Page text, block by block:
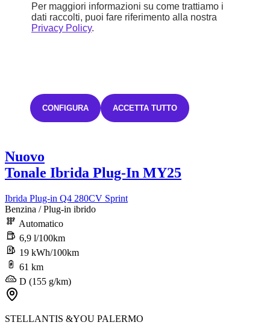
Nuovo
Tonale Ibrida Plug-In MY25
Ibrida Plug-in Q4 280CV Sprint
Benzina / Plug-in ibrido
Automatico
6,9 l/100km
19 kWh/100km
61 km
D (155 g/km)
STELLANTIS &YOU PALERMO
Per maggiori informazioni su come trattiamo i
dati raccolti, puoi fare riferimento alla nostra
Privacy Policy.
CONFIGURA ACCETTA TUTTO